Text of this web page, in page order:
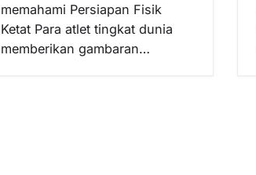
memahami Persiapan Fisik
Ketat Para atlet tingkat dunia
memberikan gambaran…